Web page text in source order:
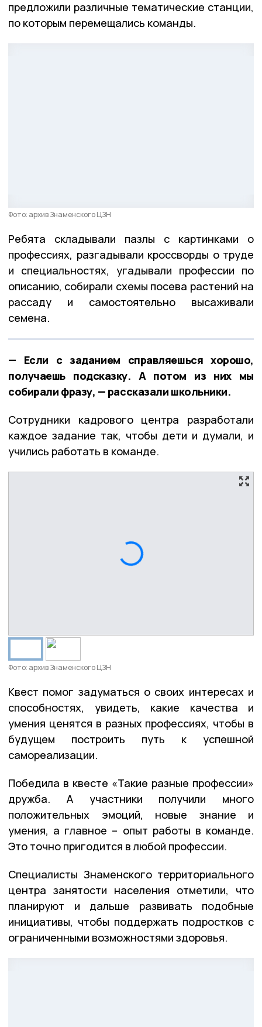
предложили различные тематические станции,
по которым перемещались команды.
Фото: архив Знаменского ЦЗН
Ребята складывали пазлы с картинками о
профессиях, разгадывали кроссворды о труде
и специальностях, угадывали профессии по
описанию, собирали схемы посева растений на
рассаду и самостоятельно высаживали
семена.
— Если с заданием справляешься хорошо,
получаешь подсказку. А потом из них мы
собирали фразу, — рассказали школьники.
Сотрудники кадрового центра разработали
каждое задание так, чтобы дети и думали, и
учились работать в команде.
Фото: архив Знаменского ЦЗН
Квест помог задуматься о своих интересах и
способностях, увидеть, какие качества и
умения ценятся в разных профессиях, чтобы в
будущем построить путь к успешной
самореализации.
Победила в квесте «Такие разные профессии»
дружба. А участники получили много
положительных эмоций, новые знание и
умения, а главное – опыт работы в команде.
Это точно пригодится в любой профессии.
Специалисты Знаменского территориального
центра занятости населения отметили, что
планируют и дальше развивать подобные
инициативы, чтобы поддержать подростков с
ограниченными возможностями здоровья.